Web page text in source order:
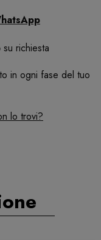
su richiesta
in ogni fase del tuo
lo trovi?